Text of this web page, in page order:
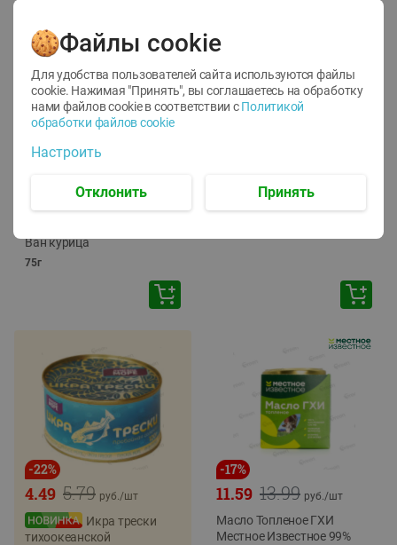
12
1.05 руб./
руб./шт
Корм влаж. для кош. с
Ван курица
75г
ТОФУ Vegetus ТВЕРДЫЙ
-22%
5.79
4.49 руб./шт
Икра трески
тихоокеанской
-17%
13.99
11.59 руб./шт
Масло Топленое ГХИ
Местное Известное 99%
Файлы cookie
Для удобства пользователей сайта используются файлы
cookie. Нажимая "Принять", вы соглашаетесь на обработку
нами файлов cookie в соответствии с Политикой
обработки файлов cookie
Настроить
Отклонить Принять